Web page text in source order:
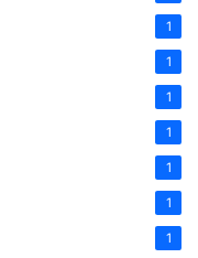
1
1
1
1
1
1
1